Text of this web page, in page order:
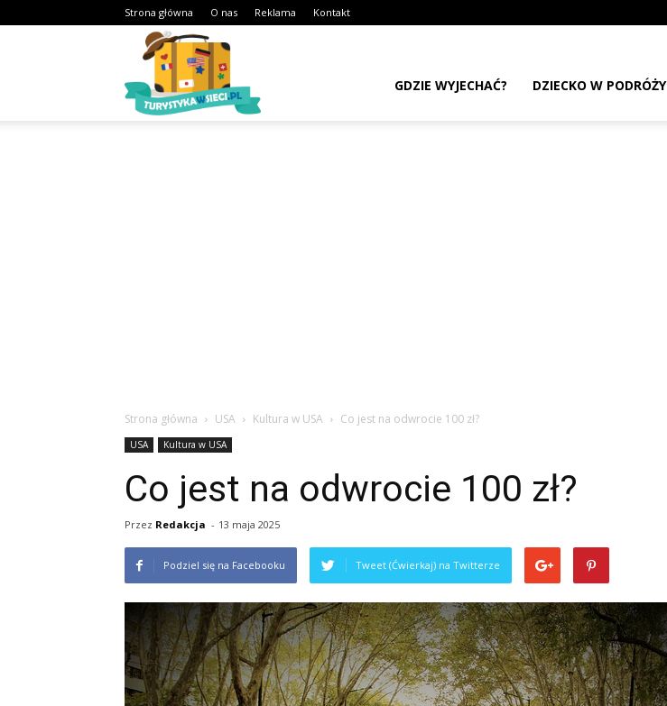
Strona główna O nas Reklama Kontakt
GDZIE WYJECHAĆ? DZIECKO W PODRÓŻY
Strona główna USA Kultura w USA Co jest na odwrocie 100 zł?
USA Kultura w USA
Co jest na odwrocie 100 zł?
Przez Redakcja - 13 maja 2025
Podziel się na Facebooku Tweet (Ćwierkaj) na Twitterze